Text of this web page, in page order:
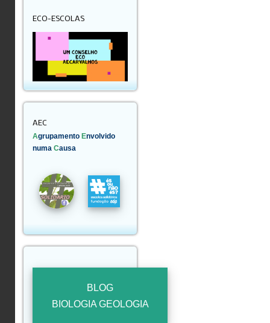
ECO-ESCOLAS
AEC
Agrupamento Envolvido
numaCausa
BLOG
BIOLOGIA GEOLOGIA